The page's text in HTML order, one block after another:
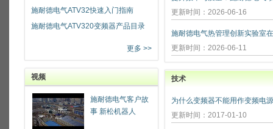
施耐德电气ATV32快速入门指南
施耐德电气ATV320变频器产品目录
更多 >>
视频
施耐德电气客户故
事 新松机器人
更新时间：2026-06-16
更新时间：2026-06-11
技术
为什么变频器不能用作变频电
更新时间：2017-01-10